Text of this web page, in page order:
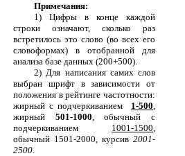
Примечания:
1) Цифры в конце каждой
строки означают, сколько раз
встретилось это слово (во всех его
словоформах) в отобранной для
анализа базе данных (200+500).
2) Для написания самих слов
выбран шрифт в зависимости от
положения в рейтинге частотности:
жирный с подчеркиванием 1-500,
жирный 501-1000, обычный с
подчеркиванием 1001-1500,
обычный 1501-2000, курсив 2001-
2500.